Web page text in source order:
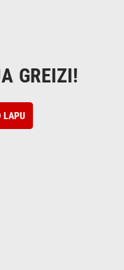
GREIZI!
LAPU